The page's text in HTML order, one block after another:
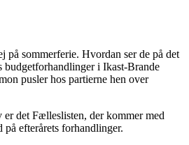
på sommerferie. Hvordan ser de på det
budgetforhandlinger i Ikast-Brande
pusler hos partierne hen over
er det Fælleslisten, der kommer med
på efterårets forhandlinger.